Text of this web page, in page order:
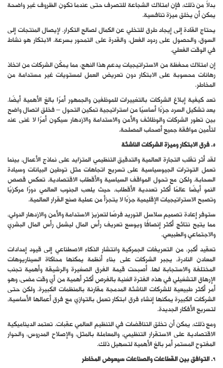
بدلاً من ذلك، فإن امتلاك الشجاعة للتصرف حتى عندما تكون الظروف غير واضحة
يمكن أن يخلق ميزة تنافسية.
يحتاج القادة إلى إيجاد طرق للتخلي عن الكمال لصالح التكرار. لإيصال المنتجات إلى
السوق، والحصول على ردود الفعل، والقدرة على التمحور بسرعة. الابتكار هو نشاط
في الوقت الفعلي.
إن امتلاك محفظة من الاستراتيجيات يدعم هذا النهج، مما يمكّن الشركات من اتخاذ
رهانات محسوبة على الابتكار دون تعريض العمل لمستويات غير مستدامة من
المخاطر.
تعد كيفية إبلاغ الشركات بالتغييرات للموظفين والجمهور أمرًا بالغ الأهمية أيضًا.
يعد تشكيل السرد جزءًا أساسيًا من استراتيجية تمكين التحول – فخلق اتصال واضح
بين تطور الشركات والوظائف والأمن والاستدامة والازدهار سيكون أمرًا لا غنى عنه
لتأمين موافقة جميع أصحاب المصلحة.
5. فرق الابتكار وميزة الشركات الناشئة
لقد أثر تقلب التجارة العالمية والتدقيق التنظيمي المتزايد على نماذج الأعمال، بينما
تعمل التوترات الجيوسياسية على تسريع اتجاهات مثل توطين البيانات وسيادة
السحابة. ولكن مع تحول المواقف السياسية والأقطاب الاقتصادية، تعكس قصص
النمو أيضًا عالمًا أكثر تعددية الأقطاب، حيث يلعب الجنوب العالمي دورًا مركزيًا
وتصبح الاستراتيجيات الإقليمية جزءًا لا يتجزأ من عملية صنع القرار العالمية.
ستوفر إعادة تصميم سلاسل التوريد فرصًا لتعزيز الاستدامة والأمن والازدهار الدولي،
مما يتيح نتائج أكثر إنصافًا ويوسع تعريف رأس المال ليشمل رأس المال البشري
والاجتماعي والطبيعي.
تعقيد أكبر، من التعريفات الجمركية وانتشار الذكاء الاصطناعي إلى قيود إمدادات
المعادن النادرة، يجبر الشركات على بناء أنظمة يمكنها محاكاة السيناريوهات
المختلفة والاستجابة لها. أصبحت قيمة الفرق الصغيرة والرشيقة وأهمية تجنب
الإرهاق التشغيلي في هذه الفترة الغنية بالفرص أكثر أهمية من أي وقت مضى، وهو
أمر أكثر طبيعية للشركات الناشئة المدمجة مقارنة بالمنظمات الكبيرة. ولكن حتى
الشركات الكبيرة يمكنها إنشاء فرق ابتكار تعمل بالتوازي مع فرق أعمالها الأساسية،
لتسريع الأفكار الجديدة.
ومع ذلك، يمكن أن تخلق التناقضات في التنظيم العالمي عقبات. تعتمد الديناميكية
الاقتصادية على الاستقرار التنظيمي، والمعاملة بالمثل، والإصلاح المدروس، والحوار
المفتوح المستمر أمر بالغ الأهمية لتسهيل ذلك.
6. التوافق بين القطاعات والصناعات سيعوض المخاطر